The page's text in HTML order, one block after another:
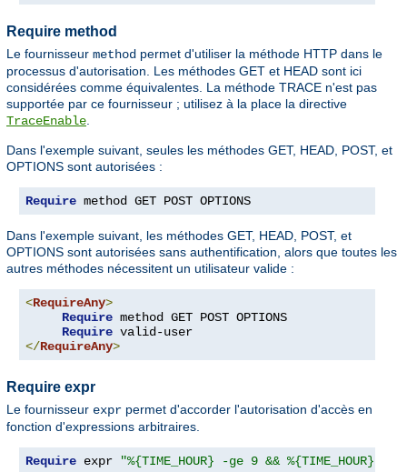
Require method
Le fournisseur method permet d'utiliser la méthode HTTP dans le
processus d'autorisation. Les méthodes GET et HEAD sont ici
considérées comme équivalentes. La méthode TRACE n'est pas
supportée par ce fournisseur ; utilisez à la place la directive
TraceEnable.
Dans l'exemple suivant, seules les méthodes GET, HEAD, POST, et
OPTIONS sont autorisées :
Require method GET POST OPTIONS
Dans l'exemple suivant, les méthodes GET, HEAD, POST, et
OPTIONS sont autorisées sans authentification, alors que toutes les
autres méthodes nécessitent un utilisateur valide :
<RequireAny>
Require method GET POST OPTIONS
Require
</RequireAny>
Require expr
Le fournisseur expr permet d'accorder l'autorisation d'accès en
fonction d'expressions arbitraires.
Require expr "%{TIME_HOUR} -ge 9 && %{TIME_HOUR} -